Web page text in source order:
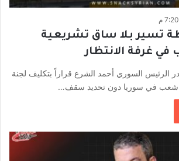
تسير بلا ساق تشريعية
في غرفة الانتظار
2025 أصدر الرئيس السوري أحمد الشرع قراراً بتكليف لجنة
شعب في سوريا دون تحديد سقف…